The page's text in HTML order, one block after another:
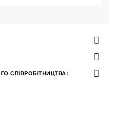
СПІВРОБІТНИЦТВА: